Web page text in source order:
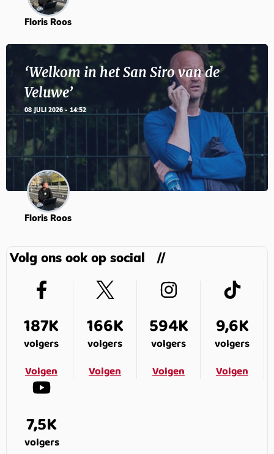
Floris Roos
‘Welkom in het San Siro van de
Veluwe’
08 JULI 2026 - 14:52
Floris Roos
Volg ons ook op social
187K
volgers
Volgen
166K
volgers
Volgen
594K
volgers
Volgen
9,6K
volgers
Volgen
7,5K
volgers